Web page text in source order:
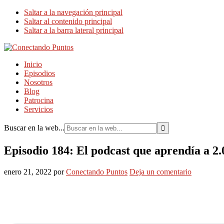
Saltar a la navegación principal
Saltar al contenido principal
Saltar a la barra lateral principal
Inicio
Episodios
Nosotros
Blog
Patrocina
Servicios
Buscar en la web...
Episodio 184: El podcast que aprendía a
enero 21, 2022 porConectando Puntos Deja un comentario